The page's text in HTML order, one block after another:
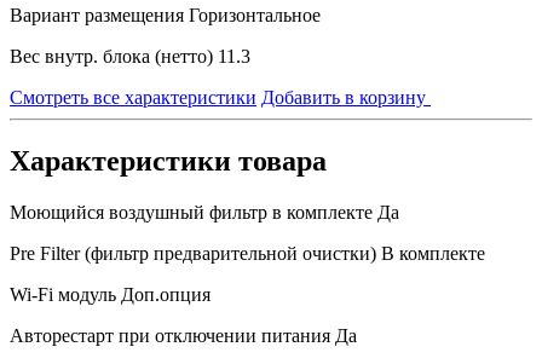
Вариант размещения Горизонтальное
Вес внутр. блока (нетто) 11.3
Смотреть все характеристики Добавить в корзину
Характеристики товара
Моющийся воздушный фильтр в комплекте Да
Pre Filter (фильтр предварительной очистки) В комплекте
Wi-Fi модуль Доп.опция
Авторестарт при отключении питания Да